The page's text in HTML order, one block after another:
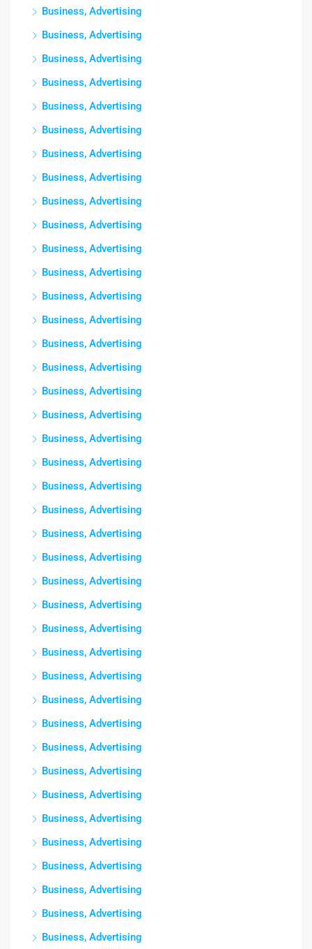
Business, Advertising
Business, Advertising
Business, Advertising
Business, Advertising
Business, Advertising
Business, Advertising
Business, Advertising
Business, Advertising
Business, Advertising
Business, Advertising
Business, Advertising
Business, Advertising
Business, Advertising
Business, Advertising
Business, Advertising
Business, Advertising
Business, Advertising
Business, Advertising
Business, Advertising
Business, Advertising
Business, Advertising
Business, Advertising
Business, Advertising
Business, Advertising
Business, Advertising
Business, Advertising
Business, Advertising
Business, Advertising
Business, Advertising
Business, Advertising
Business, Advertising
Business, Advertising
Business, Advertising
Business, Advertising
Business, Advertising
Business, Advertising
Business, Advertising
Business, Advertising
Business, Advertising
Business, Advertising